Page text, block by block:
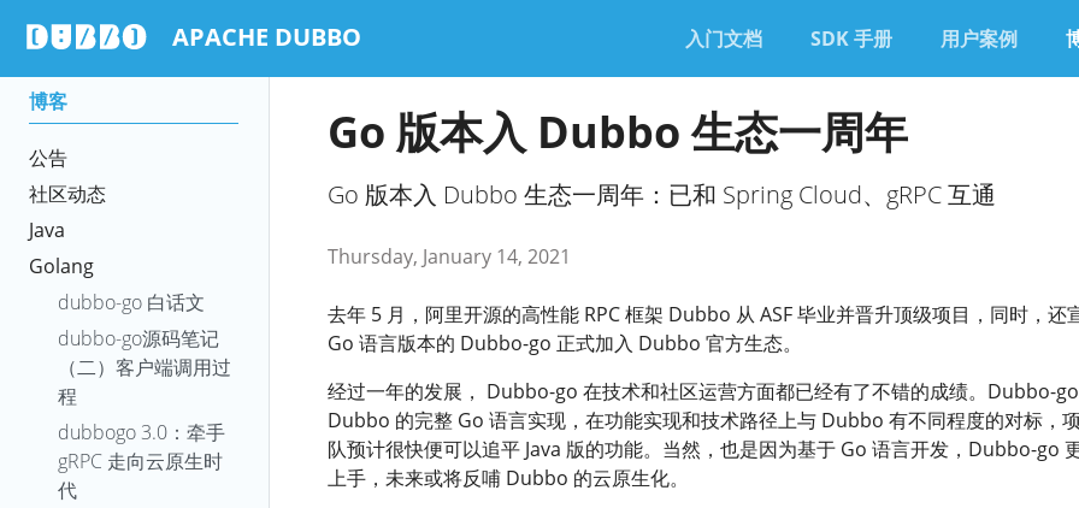
APACHE DUBBO 入门文档 SDK 手册 用户案例
博客
公告
社区动态
Java
Golang
dubbo-go 白话文
dubbo-go源码笔记
（二）客户端调用过
程
dubbogo 3.0：牵手
gRPC 走向云原生时
代
Go 版本入 Dubbo 生态一周年
Go 版本入 Dubbo 生态一周年：已和 Spring Cloud、gRPC 互通
Thursday, January 14, 2021
去年 5 月，阿里开源的高性能 RPC 框架 Dubbo 从 ASF 毕业并晋升顶级项目，同时，还
Go 语言版本的 Dubbo-go 正式加入 Dubbo 官方生态。
经过一年的发展， Dubbo-go 在技术和社区运营方面都已经有了不错的成绩。Dubbo-
Dubbo 的完整 Go 语言实现，在功能实现和技术路径上与 Dubbo 有不同程度的对标，
队预计很快便可以追平 Java 版的功能。当然，也是因为基于 Go 语言开发，Dubbo-go
上手，未来或将反哺 Dubbo 的云原生化。